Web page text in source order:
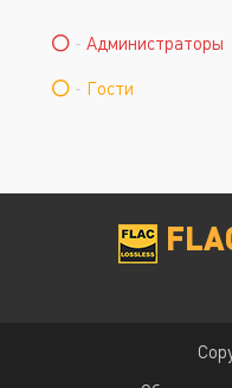
- Администраторы
- Гости